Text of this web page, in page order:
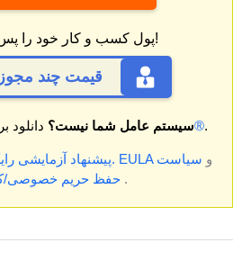
پول کسب و کار خود را پس انداز کنید!
قیمت چند
سیستم عامل شما نیست؟ دانلود مک®.
* پیشنهاد آزمایشی رایگان را در زیر ببینید. EULA و سیاست
حفظ حریم خصوصی/.